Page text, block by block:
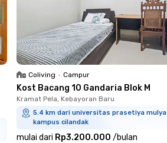
Coliving • Campur
Kost Bacang 10 Gandaria Blok M
Kramat Pela, Kebayoran Baru
5.4 km dari universitas prasetiya mulya
kampus cilandak
mulai dari Rp3.200.000 /bulan